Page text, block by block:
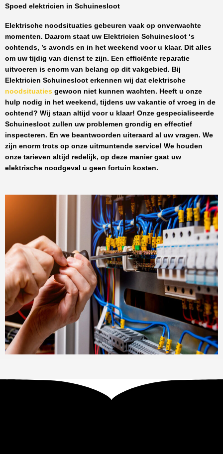
Spoed elektricien in Schuinesloot
Elektrische noodsituaties gebeuren vaak op onverwachte
momenten. Daarom staat uw Elektricien Schuinesloot ‘s
ochtends, ’s avonds en in het weekend voor u klaar. Dit alles
om uw tijdig van dienst te zijn. Een efficiënte reparatie
uitvoeren is enorm van belang op dit vakgebied. Bij
Elektricien Schuinesloot erkennen wij dat elektrische
noodsituaties gewoon niet kunnen wachten. Heeft u onze
hulp nodig in het weekend, tijdens uw vakantie of vroeg in de
ochtend? Wij staan altijd voor u klaar! Onze gespecialiseerde
Schuinesloot zullen uw problemen grondig en effectief
inspecteren. En we beantwoorden uiteraard al uw vragen. We
zijn enorm trots op onze uitmuntende service! We houden
onze tarieven altijd redelijk, op deze manier gaat uw
elektrische noodgeval u geen fortuin kosten.